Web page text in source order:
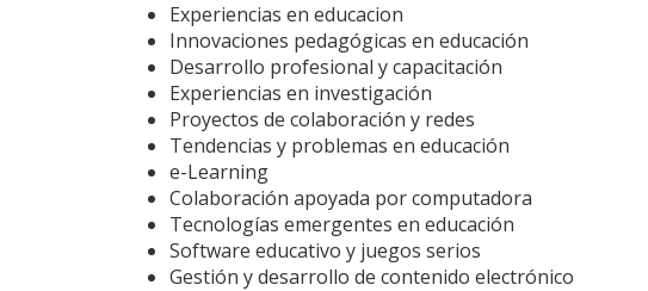
Experiencias en educacion
Innovaciones pedagógicas en educación
Desarrollo profesional y capacitación
Experiencias en investigación
Proyectos de colaboración y redes
Tendencias y problemas en educación
e-Learning
Colaboración apoyada por computadora
Tecnologías emergentes en educación
Software educativo y juegos serios
Gestión y desarrollo de contenido electrónico